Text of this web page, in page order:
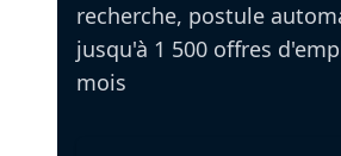
recherche, postule
jusqu'à 1 500 offres
mois